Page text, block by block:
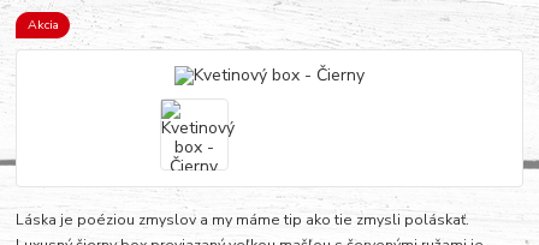
Akcia
Láska je poéziou zmyslov a my máme tip ako tie zmysli poláskať.